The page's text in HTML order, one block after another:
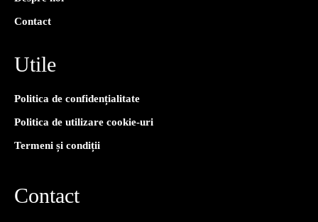
Contact
Utile
Politica de confidențialitate
Politica de utilizare cookie-uri
Termeni și condiții
Contact